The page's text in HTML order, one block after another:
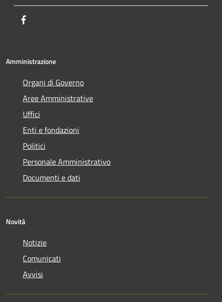
Amministrazione
Organi di Governo
Aree Amministrative
Uffici
Enti e fondazioni
Politici
Personale Amministrativo
Documenti e dati
Novità
Notizie
Comunicati
Avvisi